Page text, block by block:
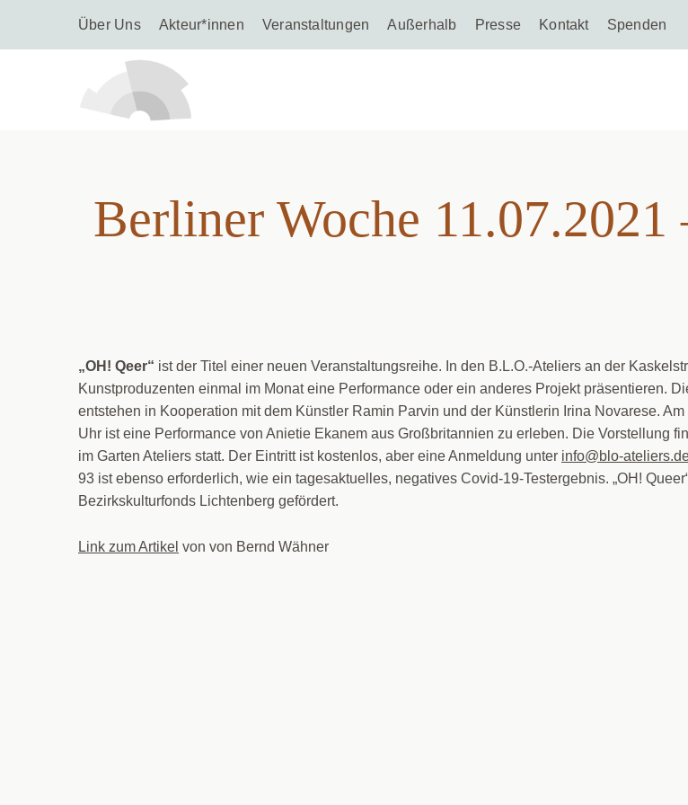
Über Uns Akteur*innen Veranstaltungen Außerhalb Presse Kontakt Spenden
Berliner Woche 11.07.2021
„OH! Qeer“ ist der Titel einer neuen Veranstaltungsreihe. In den B.L.O.-Ateliers an der
Kunstproduzenten einmal im Monat eine Performance oder ein anderes Projekt präsentieren.
entstehen in Kooperation mit dem Künstler Ramin Parvin und der Künstlerin Irina Novarese.
Uhr ist eine Performance von Anietie Ekanem aus Großbritannien zu erleben. Die Vorstellung
im Garten Ateliers statt. Der Eintritt ist kostenlos, aber eine Anmeldung unter info@blo-
93 ist ebenso erforderlich, wie ein tagesaktuelles, negatives Covid-19-Testergebnis. „OH!
Bezirkskulturfonds Lichtenberg gefördert.
Link zum Artikel von von Bernd Wähner